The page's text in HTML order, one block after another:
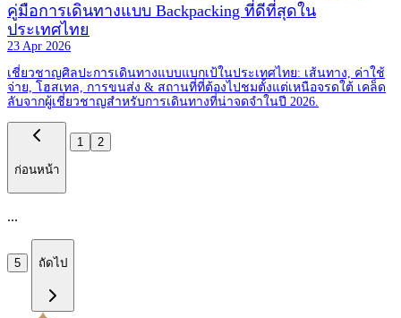
คู่มือการเดินทางแบบ Backpacking ที่ดีที่สุดใน
ประเทศไทย
23 Apr 2026
เชี่ยวชาญศิลปะการเดินทางแบบแบกเป้ในประเทศไทย: เส้นทาง, ค่าใช้
จ่าย, โฮสเทล, การขนส่ง & สถานที่ที่ต้องไปชมตั้งแต่เหนือจรดใต้ เคล็ด
ลับจากผู้เชี่ยวชาญสำหรับการเดินทางที่น่าจดจำในปี 2026.
ก่อนหน้า
1 2
...
5 ถัดไป